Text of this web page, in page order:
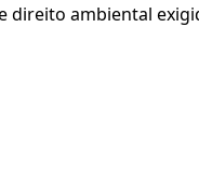
ambiental